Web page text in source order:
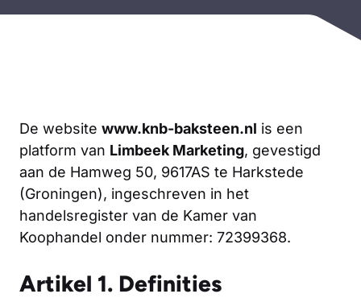
De website www.knb-baksteen.nl is een
platform van Limbeek Marketing, gevestigd
aan de Hamweg 50, 9617AS te Harkstede
(Groningen), ingeschreven in het
handelsregister van de Kamer van
Koophandel onder nummer: 72399368.
Artikel 1. Definities